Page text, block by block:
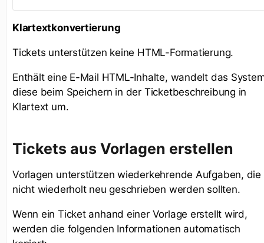
Klartextkonvertierung
Tickets unterstützen keine HTML-Formatierung.
Enthält eine E-Mail HTML-Inhalte, wandelt das
diese beim Speichern in der Ticketbeschreibung in
Klartext um.
Tickets aus Vorlagen erstellen
Vorlagen unterstützen wiederkehrende Aufgaben, die
nicht wiederholt neu geschrieben werden sollten.
Wenn ein Ticket anhand einer Vorlage erstellt wird,
werden die folgenden Informationen automatisch